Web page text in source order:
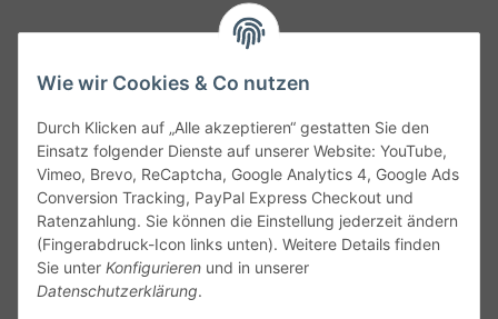
Wie wir Cookies & Co nutzen
Durch Klicken auf „Alle akzeptieren“ gestatten Sie den
Einsatz folgender Dienste auf unserer Website: YouTube,
Vimeo, Brevo, ReCaptcha, Google Analytics 4, Google Ads
Conversion Tracking, PayPal Express Checkout und
Ratenzahlung. Sie können die Einstellung jederzeit ändern
(Fingerabdruck-Icon links unten). Weitere Details finden
Sie unter Konfigurieren und in unserer
Datenschutzerklärung.
Service
Gesetzliche Informationen
Alle technischen Angaben ohne Gewähr. Irrtümer und fehlerhafte
Angaben vorbehalten. Wenn Sie Datenblätter oder spezielle